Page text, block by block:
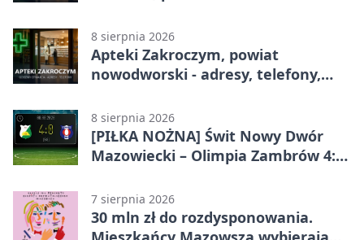
8 sierpnia 2026
Apteki Zakroczym, powiat
nowodworski - adresy, telefony,
8 sierpnia 2026
[PIŁKA NOŻNA] Świt Nowy Dwór
Mazowiecki – Olimpia Zambrów 4:0
Grupa 1 (Grupa I)
7 sierpnia 2026
30 mln zł do rozdysponowania.